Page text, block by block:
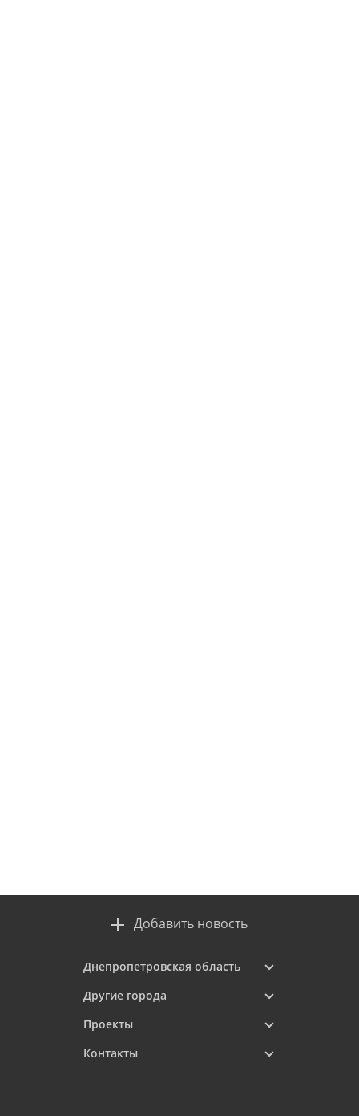
Добавить новость
Днепропетровская область
Другие города
Проекты
Контакты